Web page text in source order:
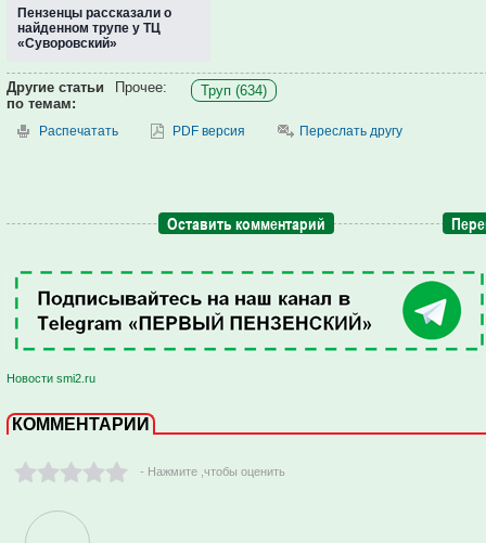
Пензенцы рассказали о
найденном трупе у ТЦ
«Суворовский»
Другие статьи
по темам:
Прочее: Труп (634)
Распечатать PDF версия Переслать другу
Оставить комментарий
Новости smi2.ru
КОММЕНТАРИИ
- Нажмите ,чтобы оценить